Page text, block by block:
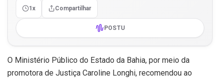
1x Compartilhar
POSTU
O Ministério Público do Estado da Bahia, por meio da
promotora de Justiça Caroline Longhi, recomendou ao